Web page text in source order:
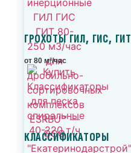
ГРОХОТЫ ГИЛ, ГИС, ГИТ
от 80 м³/час
КЛАССИФИКАТОРЫ